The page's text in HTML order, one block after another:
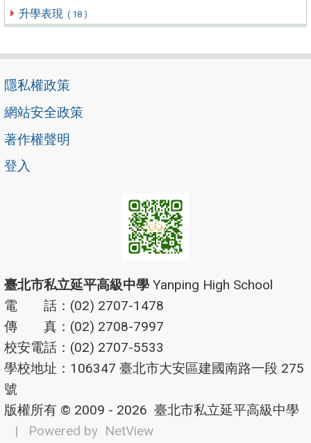
升學表現 ( 18 )
隱私權政策
網站安全政策
著作權聲明
登入
臺北市私立延平高級中學 Yanping High School
電 話：(02) 2707-1478
傳 真：(02) 2708-7997
校安電話：(02) 2707-5533
學校地址：106347 臺北市大安區建國南路一段 275
號
版權所有 © 2009 - 2026 臺北市私立延平高級中學
| Powered by NetView